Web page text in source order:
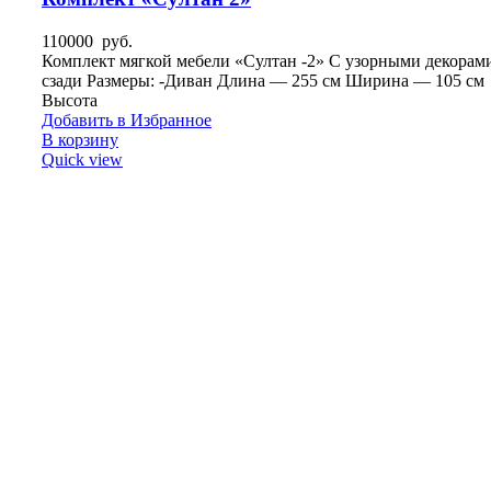
110000 руб.
Комплект мягкой мебели «Султан -2» С узорными
сзади Размеры: -Диван Длина — 255 см Ширина — 105 см
Высота
Добавить в Избранное
В корзину
Quick view